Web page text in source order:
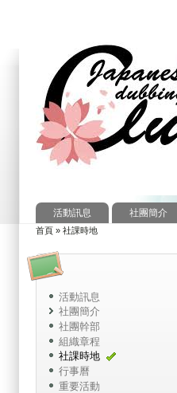
主選單
活動訊息 社團簡介
您在這裡
首頁 » 社課時地
活動訊息
社團簡介
社團幹部
組織章程
社課時地
行事曆
重要活動